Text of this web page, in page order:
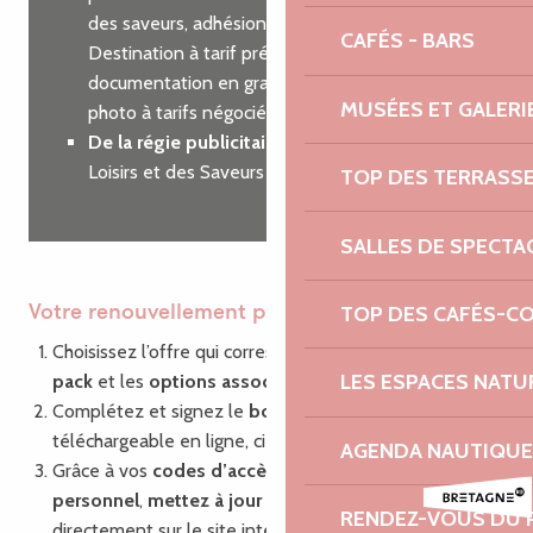
CAFÉS - BARS
MUSÉES ET
TOP DES
SALLES DE
TOP DES CAFÉS-
LES ESPACES
AGENDA NAUTIQUE
RENDEZ-VOUS DU
des saveurs, adhésion à Côtes d’Armor
Destination à tarif préférentiel, commande de
documentation en grande quantité, shooting
photo à tarifs négociés…
De la régie publicitaire
sur nos guides des
Loisirs et des Saveurs
Votre renouvellement pas à pas
Choisissez l’offre qui correspond à vos besoins : le
pack et les options associées
Complétez et signez le bon de commande,
téléchargeable en ligne, ci-dessous.
Grâce à vos codes d’accès
personnel, mettez à jour vos informations